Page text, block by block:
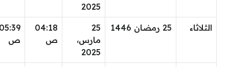
2025
الثلاثاء 25 رمضان 1446
25
مارس،
2025
04:18
ص
ص